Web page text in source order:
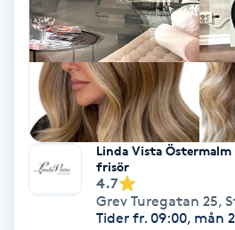
Olaplexbehandling
Ombre
Ombre brows
Ombre naglar
Linda Vista
frisör
4.7
Grev Turegatan 25,
Tider fr. 09:00, mån